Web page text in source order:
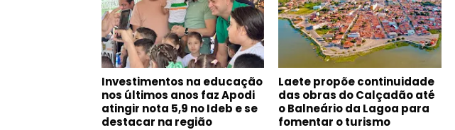
Investimentos na educação
nos últimos anos faz Apodi
atingir nota 5,9 no Ideb e se
destacar na região
Laete propõe continuidade
das obras do Calçadão até
o Balneário da Lagoa para
fomentar o turismo